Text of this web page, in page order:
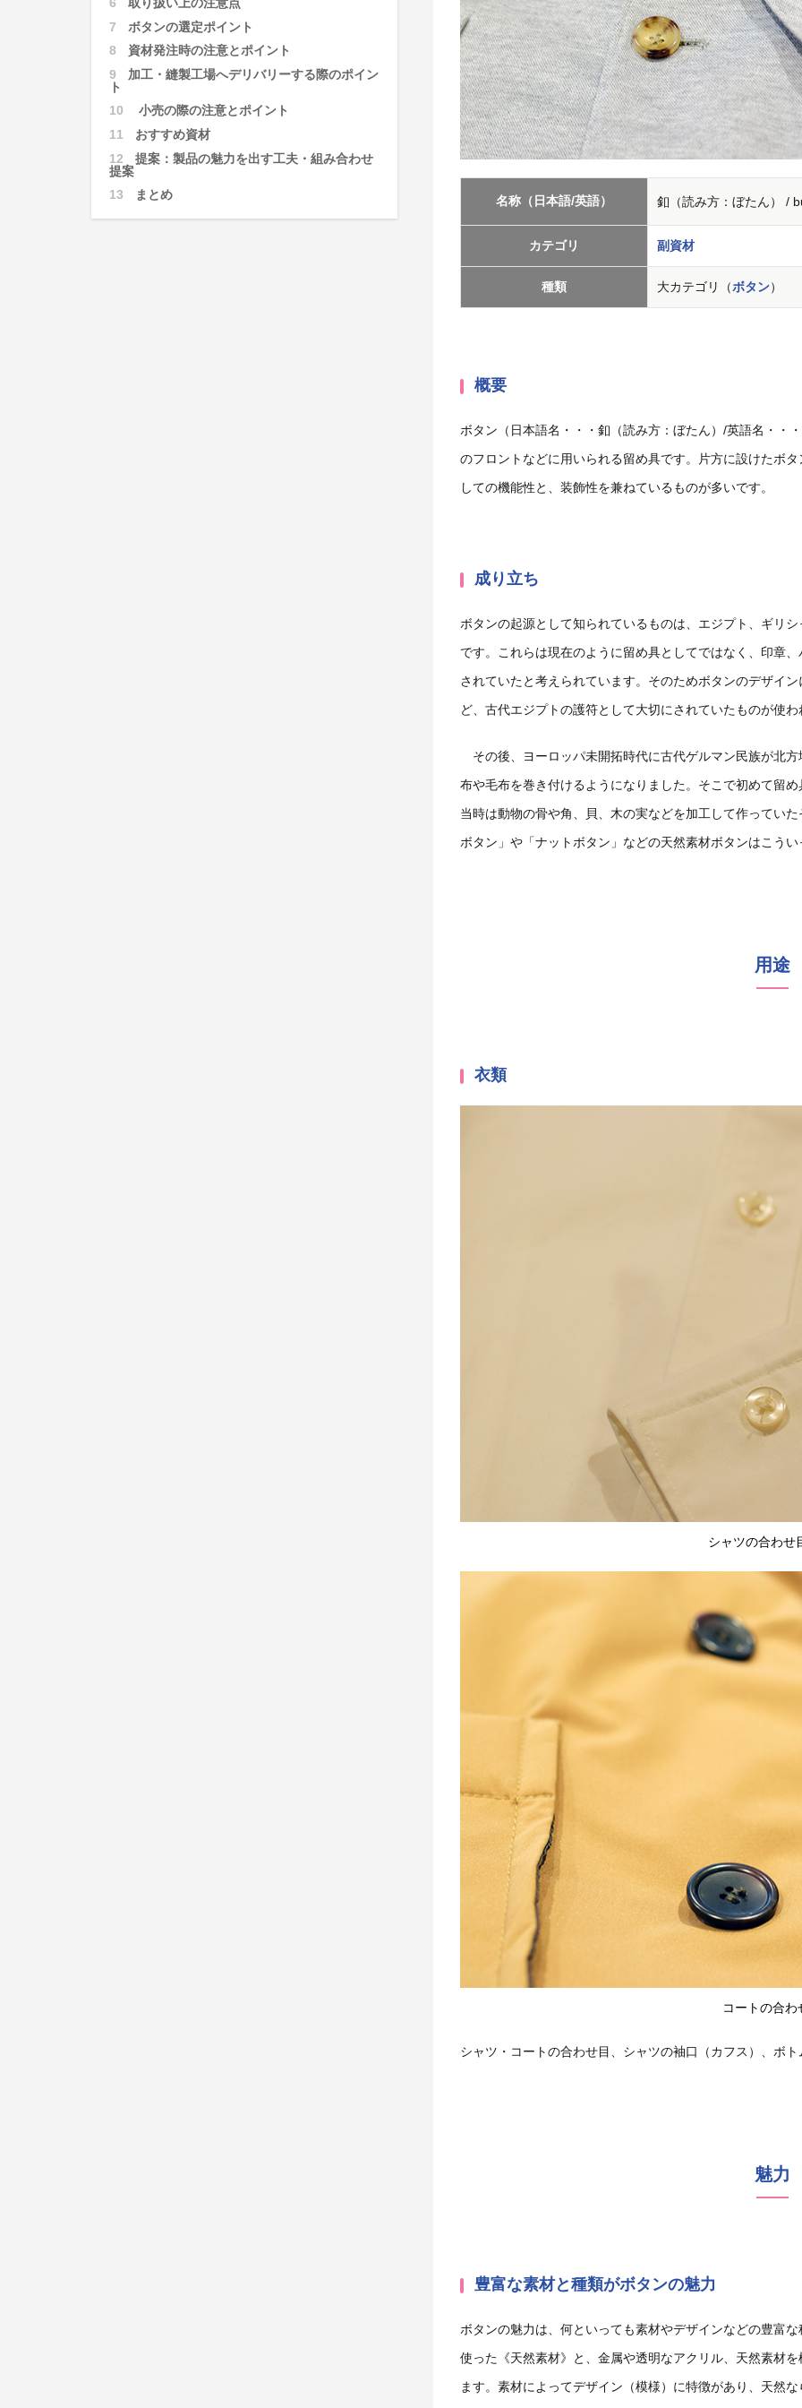
名称（日本語/英語） 釦（読み方：ぼたん） /
カテゴリ 副資材
種類 大カテゴリ（ボタン）
概要
ボタン（日本語名・・・釦（読み方：ぼたん）/英語名・・
のフロントなどに用いられる留め具です。片方に設けたボ
しての機能性と、装飾性を兼ねているものが多いです。
成り立ち
ボタンの起源として知られているものは、エジプト、ギリ
です。これらは現在のように留め具としてではなく、印章
されていたと考えられています。そのためボタンのデザイ
ど、古代エジプトの護符として大切にされていたものが使
その後、ヨーロッパ未開拓時代に古代ゲルマン民族が北
布や毛布を巻き付けるようになりました。そこで初めて留
当時は動物の骨や角、貝、木の実などを加工して作ってい
ボタン」や「ナットボタン」などの天然素材ボタンはこう
用途
衣類
シャツの合わせ
コートの合わ
シャツ・コートの合わせ目、シャツの袖口（カフス）、ボ
魅力
豊富な素材と種類がボタンの魅力
ボタンの魅力は、何といっても素材やデザインなどの豊富
使った《天然素材》と、金属や透明なアクリル、天然素材
ます。素材によってデザイン（模様）に特徴があり、天然
7
ボタンの選定ポイント
8
資材発注時の注意とポイント
9
加工・縫製工場へデリバリーする際のポイン
ト
10
小売の際の注意とポイント
11
おすすめ資材
12
提案：製品の魅力を出す工夫・組み合わせ
提案
13
まとめ